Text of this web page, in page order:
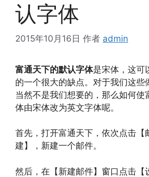
认字体
2015年10月16日 作者 admin
富通天下的默认字体是宋体，这可
的一个很大的缺点。对于我们这些
当然不是我们想要的，那么如何使
体由宋体改为英文字体呢。
首先，打开富通天下，依次点击【
建】，新建一个邮件。
然后，在【新建邮件】窗口点击【